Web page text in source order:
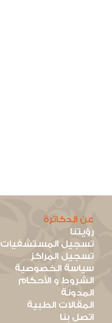
عن الدكاترة
رؤيتنا
تسجيل المستشفيات
تسجيل المراكز
سياسة الخصوصية
الشروط و الأحكام
المدونة
المقالات الطبية
اتصل بنا